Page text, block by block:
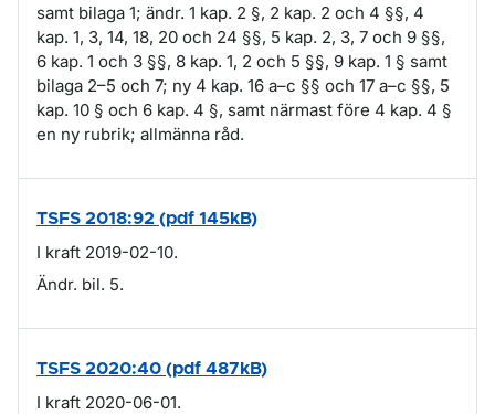
samt bilaga 1; ändr. 1 kap. 2 §, 2 kap. 2 och 4 §§, 4
kap. 1, 3, 14, 18, 20 och 24 §§, 5 kap. 2, 3, 7 och 9 §§,
6 kap. 1 och 3 §§, 8 kap. 1, 2 och 5 §§, 9 kap. 1 § samt
bilaga 2–5 och 7; ny 4 kap. 16 a–c §§ och 17 a–c §§, 5
kap. 10 § och 6 kap. 4 §, samt närmast före 4 kap. 4 §
en ny rubrik; allmänna råd.
TSFS 2018:92 (pdf 145kB)
I kraft 2019-02-10.
Ändr. bil. 5.
TSFS 2020:40 (pdf 487kB)
I kraft 2020-06-01.